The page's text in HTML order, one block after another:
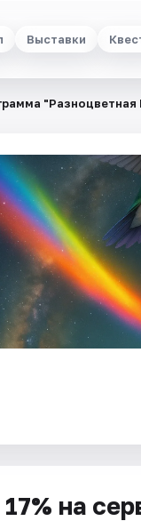
Выставки
"Разноцветная
на